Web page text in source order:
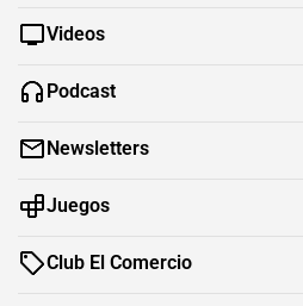
Videos
Podcast
Newsletters
Juegos
Club El Comercio